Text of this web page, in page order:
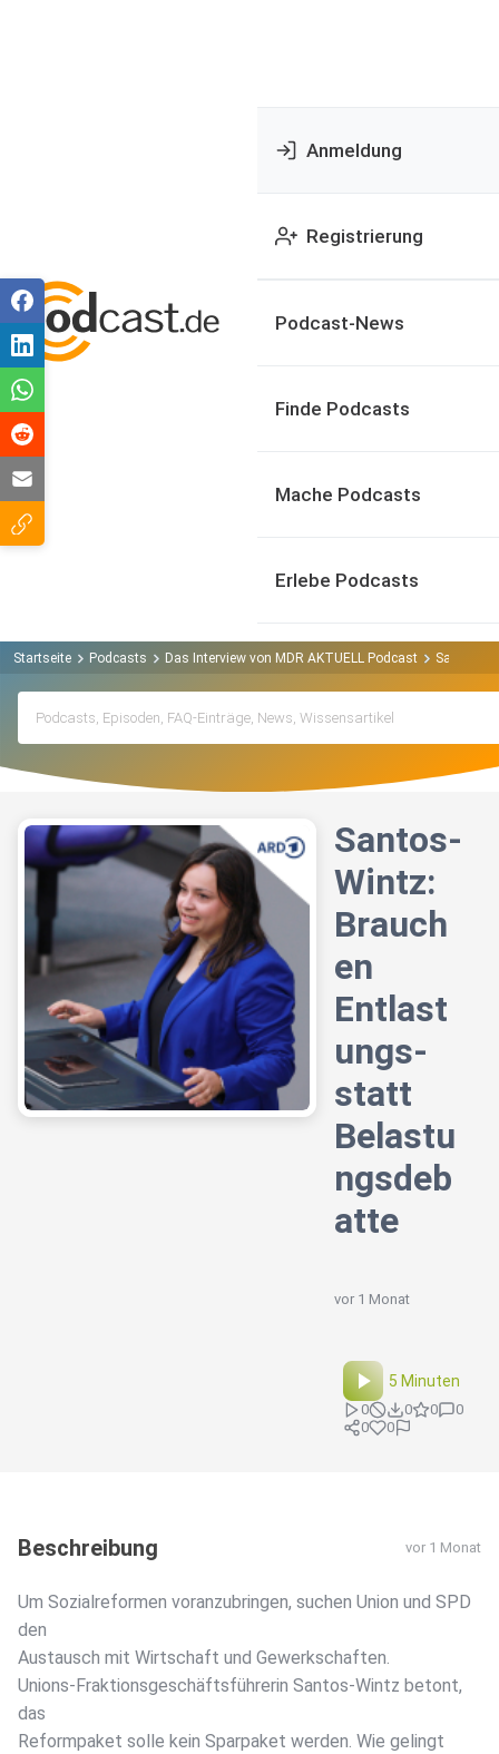
Anmeldung
Registrierung
Podcast-News
Finde Podcasts
Mache Podcasts
Erlebe Podcasts
Startseite Podcasts Das Interview von MDR AKTUELL Podcast Santos-
Santos-
Wintz:
Brauch
en
Entlast
ungs-
statt
Belastu
ngsdeb
atte
vor 1 Monat
5 Minuten
0 0 0
0
0
0
Beschreibung vor 1 Monat
Um Sozialreformen voranzubringen, suchen Union und SPD
den
Austausch mit Wirtschaft und Gewerkschaften.
Unions-Fraktionsgeschäftsführerin Santos-Wintz betont,
das
Reformpaket solle kein Sparpaket werden. Wie gelingt